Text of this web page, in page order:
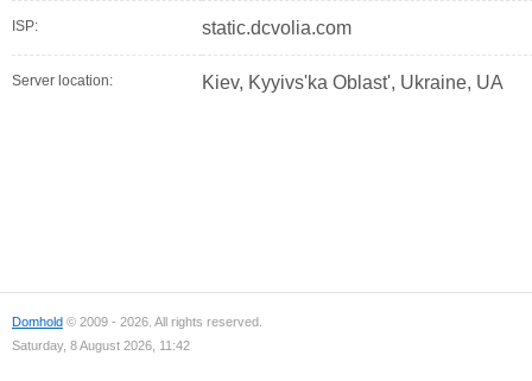
ISP: static.dcvolia.com
Server location: Kiev, Kyyivs'ka Oblast', Ukraine, UA
Domhold © 2009 - 2026. All rights reserved.
Saturday, 8 August 2026, 11:42